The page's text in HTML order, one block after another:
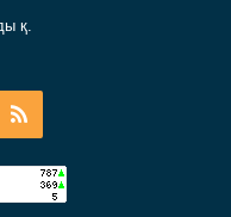
қ.